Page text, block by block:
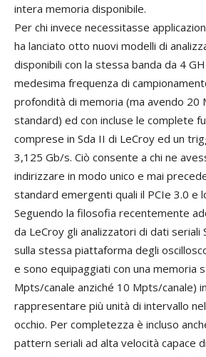
intera memoria disponibile.
Per chi invece necessitasse
ha lanciato otto nuovi modelli di
disponibili con la stessa banda da 4
medesima frequenza di
profondità di memoria (ma avendo 20
standard) ed con incluse le complete
comprese in Sda II di LeCroy ed un
3,125 Gb/s. Ciò consente a chi ne
indirizzare in modo unico e mai
standard emergenti quali il PCIe 3.0 e
Seguendo la filosofia recentemente
da LeCroy gli analizzatori di dati seriali
sulla stessa piattaforma degli
e sono equipaggiati con una memoria
Mpts/canale anziché 10 Mpts/canale)
rappresentare più unità di intervallo
occhio. Per completezza è incluso
pattern seriali ad alta velocità capace